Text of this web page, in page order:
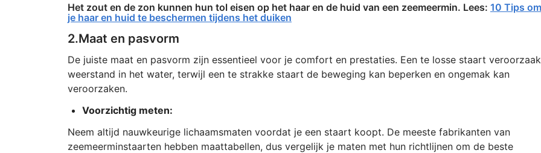
Het zout en de zon kunnen hun tol eisen op het haar en de huid van een zeemeermin. Lees: 10 Tips om
je haar en huid te beschermen tijdens het duiken
2.Maat en pasvorm
De juiste maat en pasvorm zijn essentieel voor je comfort en prestaties. Een te losse staart
weerstand in het water, terwijl een te strakke staart de beweging kan beperken en ongemak kan
veroorzaken.
Voorzichtig meten:
Neem altijd nauwkeurige lichaamsmaten voordat je een staart koopt. De meeste fabrikanten van
zeemeerminstaarten hebben maattabellen, dus vergelijk je maten met hun richtlijnen om de beste